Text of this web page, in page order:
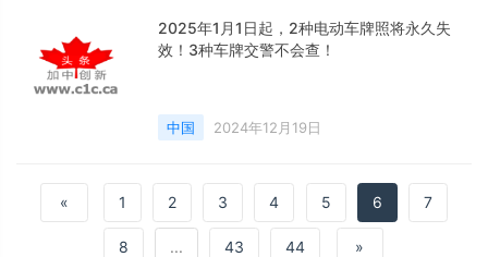
2025年1月1日起，2种电动车牌照将永久失
效！3种车牌交警不会查！
中国 2024年12月19日
« 1 2 3 4 5 6 7
8 ... 43 44 »